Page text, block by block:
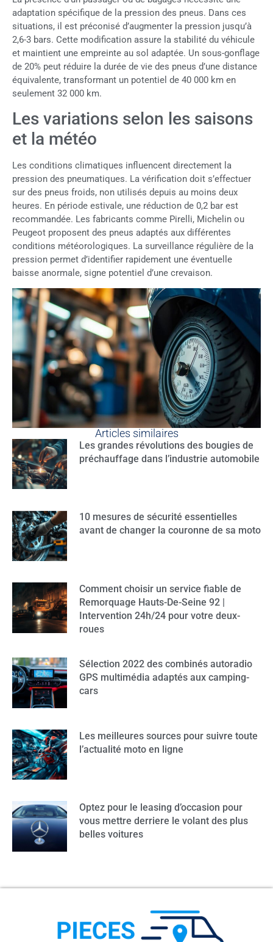
adaptation spécifique de la pression des pneus. Dans ces
situations, il est préconisé d’augmenter la pression jusqu’à
2,6-3 bars. Cette modification assure la stabilité du véhicule
et maintient une empreinte au sol adaptée. Un sous-gonflage
de 20% peut réduire la durée de vie des pneus d’une distance
équivalente, transformant un potentiel de 40 000 km en
seulement 32 000 km.
Les variations selon les saisons
et la météo
Les conditions climatiques influencent directement la
pression des pneumatiques. La vérification doit s’effectuer
sur des pneus froids, non utilisés depuis au moins deux
heures. En période estivale, une réduction de 0,2 bar est
recommandée. Les fabricants comme Pirelli, Michelin ou
Peugeot proposent des pneus adaptés aux différentes
conditions météorologiques. La surveillance régulière de la
pression permet d’identifier rapidement une éventuelle
baisse anormale, signe potentiel d’une crevaison.
Articles similaires
Les grandes révolutions des bougies de
préchauffage dans l’industrie automobile
10 mesures de sécurité essentielles
avant de changer la couronne de sa moto
Comment choisir un service fiable de
Remorquage Hauts-De-Seine 92 |
Intervention 24h/24 pour votre deux-
roues
Sélection 2022 des combinés autoradio
GPS multimédia adaptés aux camping-
cars
Les meilleures sources pour suivre toute
l’actualité moto en ligne
Optez pour le leasing d’occasion pour
vous mettre derriere le volant des plus
belles voitures